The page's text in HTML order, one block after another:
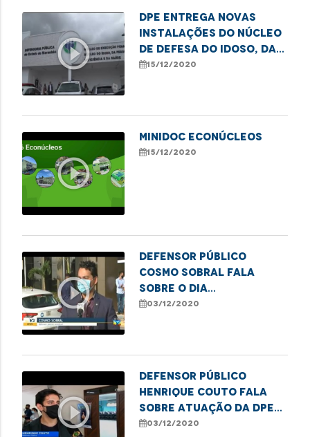
play_circle_outline
DPE entrega novas
instalações do Núcleo
de Defesa do Idoso, da
Pessoa com Deficiência
15/12/2020
play_circle_outline
MINIDOC ECONÚCLEOS
15/12/2020
play_circle_outline
Defensor Público
Cosmo Sobral fala
sobre o Dia
Internacional da
03/12/2020
play_circle_outline
Defensor Público
Henrique Couto fala
sobre atuação da DPE
na Semana de
03/12/2020